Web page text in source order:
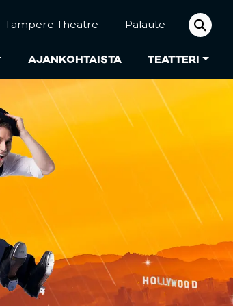
AJANKOHTAISTA TEATTERI
Tampere Theatre Palaute